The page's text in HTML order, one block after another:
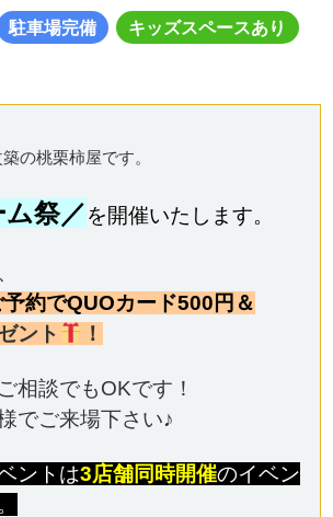
駐車場完備 キッズスペースあり
の桃栗柿屋です。
祭／を開催いたします。
約でQUOカード500円＆
ント
！
相談でもOKです！
でご来場下さい♪
ントは3店舗同時開催のイベン